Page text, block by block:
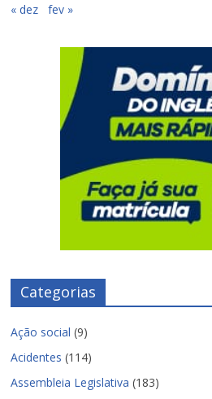
« dez fev »
Categorias
Ação social (9)
Acidentes (114)
Assembleia Legislativa (183)